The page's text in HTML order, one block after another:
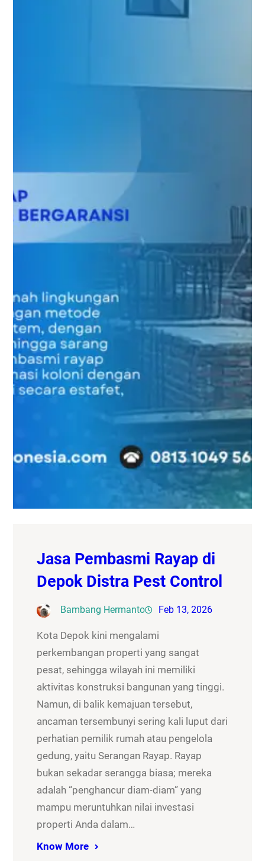
Jasa Pembasmi Rayap di
Depok Distra Pest Control
Bambang Hermanto Feb 13, 2026
Kota Depok kini mengalami
perkembangan properti yang sangat
pesat, sehingga wilayah ini memiliki
aktivitas konstruksi bangunan yang tinggi.
Namun, di balik kemajuan tersebut,
ancaman tersembunyi sering kali luput dari
perhatian pemilik rumah atau pengelola
gedung, yaitu Serangan Rayap. Rayap
bukan sekadar serangga biasa; mereka
adalah “penghancur diam-diam” yang
mampu meruntuhkan nilai investasi
properti Anda dalam…
Know More